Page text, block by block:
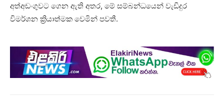
අත්අඩංගුවට ගෙන ඇති අතර, මේ සම්බන්ධයෙන් වැඩිදුර
විමර්ශන ක්‍රියාත්මක වෙමින් පවතී.